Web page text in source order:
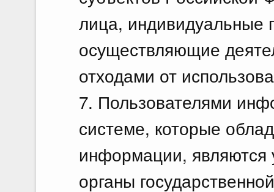
лица, индивидуальные
осуществляющие
отходами от
7. Пользователями
системе, которые
информации, являются
органы